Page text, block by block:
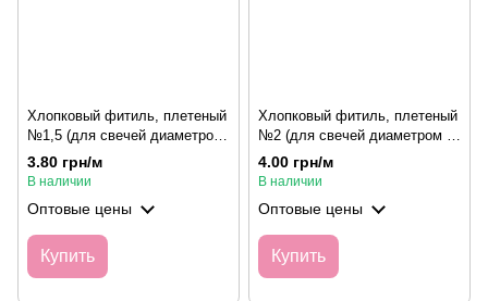
Хлопковый фитиль, плетеный
№1,5 (для свечей диаметром
3,5-4,5см)
3.80 грн/м
В наличии
Оптовые цены
Купить
Хлопковый фитиль, плетеный
№2 (для свечей диаметром 4-
5см)
4.00 грн/м
В наличии
Оптовые цены
Купить